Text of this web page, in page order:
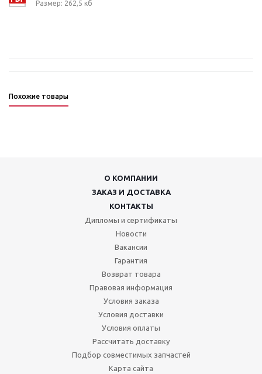
Размер: 262,5 кб
Похожие товары
О КОМПАНИИ
ЗАКАЗ И ДОСТАВКА
КОНТАКТЫ
Дипломы и сертификаты
Новости
Вакансии
Гарантия
Возврат товара
Правовая информация
Условия заказа
Условия доставки
Условия оплаты
Рассчитать доставку
Подбор совместимых запчастей
Карта сайта